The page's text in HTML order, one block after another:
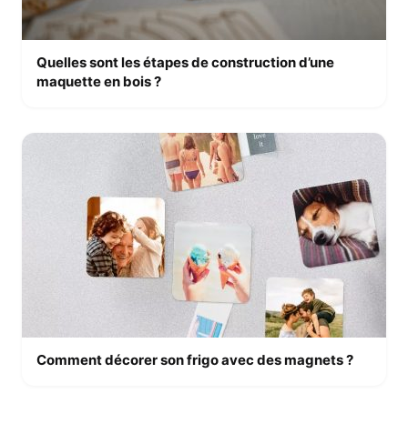
Quelles sont les étapes de construction d’une
maquette en bois ?
Comment décorer son frigo avec des magnets ?